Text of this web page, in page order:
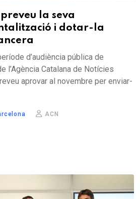
preveu la seva
i dotar-la
d’audiència pública de
l’Agència Catalana de Notícies
aprovar al novembre per enviar-
ACN